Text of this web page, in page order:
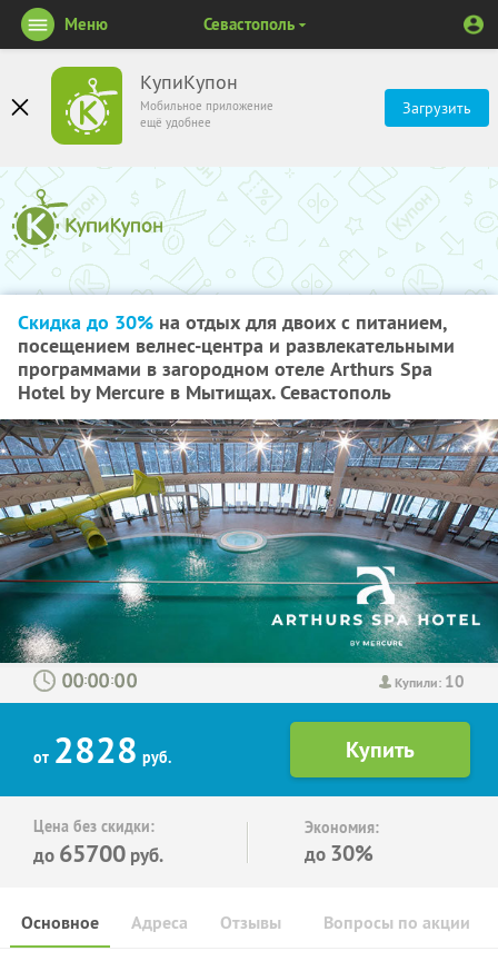
КупиКупон
Мобильное приложение
ещё удобнее
Загрузить
Меню Севастополь
Скидка до 30% на отдых для двоих с питанием,
посещением велнес-центра и развлекательными
программами в загородном отеле Arthurs Spa
Hotel by Mercure в Мытищах. Севастополь
Купили: 10
: :
от 2828 руб.
Цена без скидки:
до 65700 руб.
Экономия:
до 30%
Основное Отзывы Вопросы по акции
Адреса